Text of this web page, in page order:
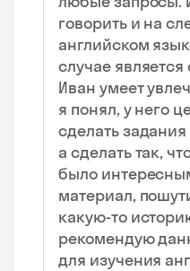
говорить и на
английском
случае
Иван умеет
я понял, у него
сделать
а сделать так,
было
материал,
какую-то
рекомендую
для изучения